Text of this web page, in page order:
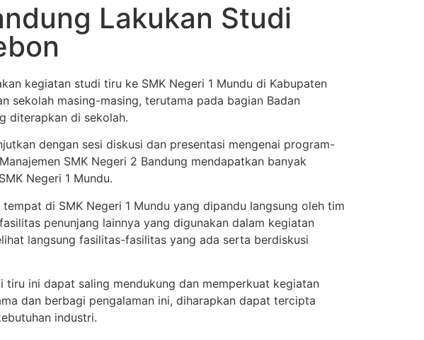
Lakukan Studi
kegiatan studi tiru ke SMK Negeri 1 Mundu di Kabupaten
sekolah masing-masing, terutama pada bagian Badan
diterapkan di sekolah.
dengan sesi diskusi dan presentasi mengenai program-
SMK Negeri 2 Bandung mendapatkan banyak
Negeri 1 Mundu.
di SMK Negeri 1 Mundu yang dipandu langsung oleh tim
penunjang lainnya yang digunakan dalam kegiatan
langsung fasilitas-fasilitas yang ada serta berdiskusi
ini dapat saling mendukung dan memperkuat kegiatan
dan berbagi pengalaman ini, diharapkan dapat tercipta
industri.